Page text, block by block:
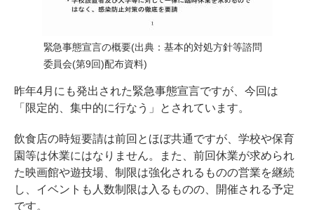
緊急事態宣言の概要(出典：基本的対処方針等諮問
委員会(第9回)配布資料)
昨年4月にも発出された緊急事態宣言ですが、今回は
「限定的、集中的に行なう」とされています。
飲食店の時短要請は前回とほぼ共通ですが、学校や保育
園等は休業にはなりません。また、前回休業が求められ
た映画館や遊技場、制限は強化されるものの営業を継続
し、イベントも人数制限は入るものの、開催される予定
です。